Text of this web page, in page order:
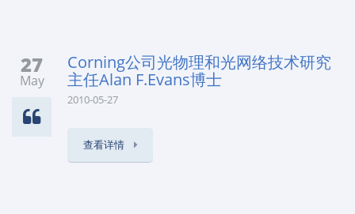
27
May
Corning公司光物理和光网络技术研究
主任Alan F.Evans博士
2010-05-27
查看详情